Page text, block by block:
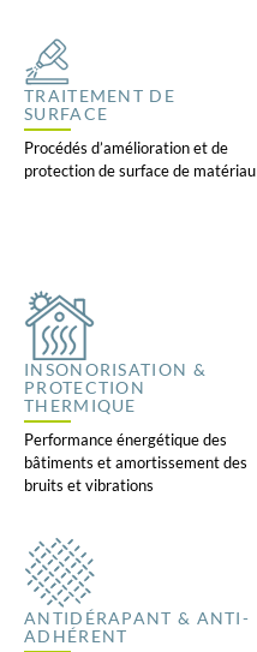
TRAITEMENT DE
SURFACE
Procédés d’amélioration et de
protection de surface de matériau
INSONORISATION &
PROTECTION
THERMIQUE
Performance énergétique des
bâtiments et amortissement des
bruits et vibrations
ANTIDÉRAPANT & ANTI-
ADHÉRENT